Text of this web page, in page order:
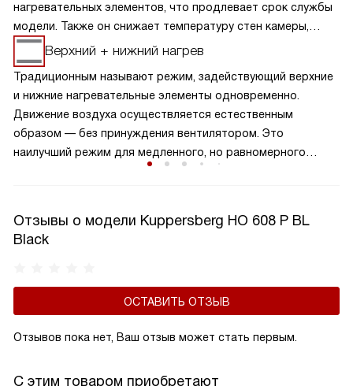
нагревательных элементов, что продлевает срок службы
модели. Также он снижает температуру стен камеры,
дверцы и панели управления. Это позволяет
поддерживать низкую температуру на внешних
поверхностях устройства, что делает его эксплуатацию
безопасной и удобной, а также защищает пользователя
от возможных ожогов. Кроме того, благодаря этой
функции можно избежать деформации и повреждения
мебели или гарнитура, расположенных рядом с духовкой.
Верхний + нижний нагрев
Традиционным называют режим, задействующий верхние
и нижние нагревательные элементы одновременно.
Движение воздуха осуществляется естественным
образом — без принуждения вентилятором. Это
наилучший режим для медленного, но равномерного
Отзывы о модели Kuppersberg HO 608 P BL
Black
ОСТАВИТЬ ОТЗЫВ
Отзывов пока нет, Ваш отзыв может стать первым.
С этим товаром приобретают